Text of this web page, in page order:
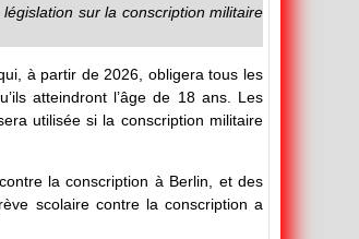
sur la conscription militaire
à partir de 2026, obligera tous les
atteindront l’âge de 18 ans. Les
utilisée si la conscription militaire
la conscription à Berlin, et des
scolaire contre la conscription a